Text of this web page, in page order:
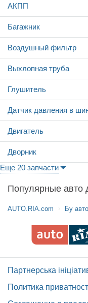
АКПП
Багажник
Воздушный фильтр
Выхлопная труба
Глушитель
Датчик давления в
Двигатель
Дворник
Еще 20 запчасти
Популярные авто
AUTO.RIA.com Бу авто
Партнерська
Политика